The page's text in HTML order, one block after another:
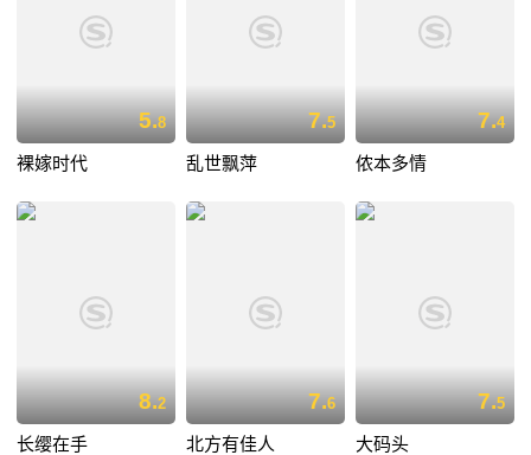
5.8
裸嫁时代
7.5
乱世飘萍
7.4
侬本多情
8.2
长缨在手
7.6
北方有佳人
7.5
大码头